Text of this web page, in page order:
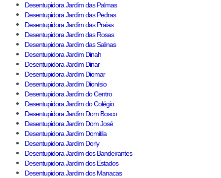
Desentupidora Jardim das Palmas
Desentupidora Jardim das Pedras
Desentupidora Jardim das Praias
Desentupidora Jardim das Rosas
Desentupidora Jardim das Salinas
Desentupidora Jardim Dinah
Desentupidora Jardim Dinar
Desentupidora Jardim Diomar
Desentupidora Jardim Dionísio
Desentupidora Jardim do Centro
Desentupidora Jardim do Colégio
Desentupidora Jardim Dom Bosco
Desentupidora Jardim Dom José
Desentupidora Jardim Domitila
Desentupidora Jardim Dorly
Desentupidora Jardim dos Bandeirantes
Desentupidora Jardim dos Estados
Desentupidora Jardim dos Manacas